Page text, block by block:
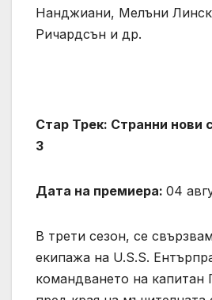
Нанджиани, Мелъни
Ричардсън и др.
Стар Трек: Странни нови
3
Дата на премиера: 04
В трети сезон, се
екипажа на U.S.S.
командването на капитан